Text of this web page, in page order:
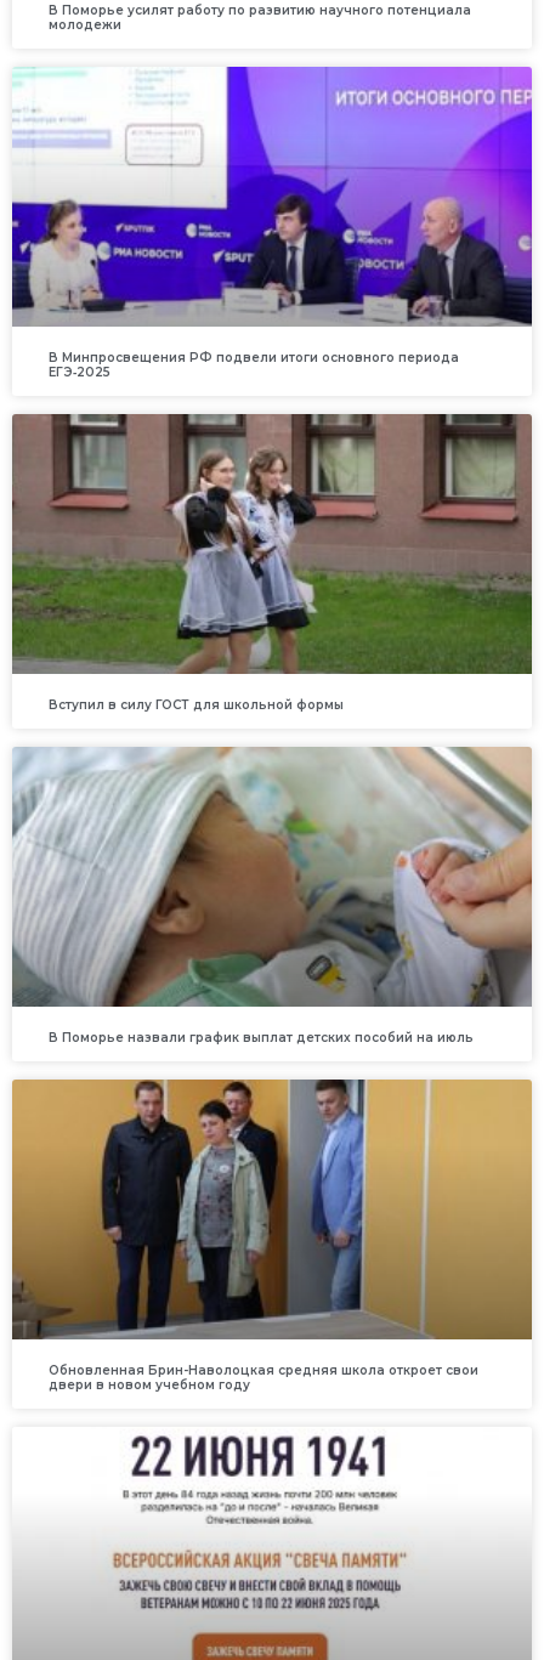
В Поморье усилят работу по развитию научного потенциала
молодежи
В Минпросвещения РФ подвели итоги основного периода
ЕГЭ‑2025
Вступил в силу ГОСТ для школьной формы
В Поморье назвали график выплат детских пособий на июль
Обновленная Брин-Наволоцкая средняя школа откроет свои
двери в новом учебном году